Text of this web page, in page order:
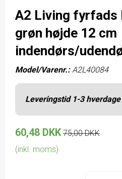
A2 Living fyrfads
grøn højde 12 cm
indendørs/
Model/Varenr.: A2L40084
Leveringstid 1-3 hverdage
60,48 DKK 75,00 DKK
(inkl. moms)